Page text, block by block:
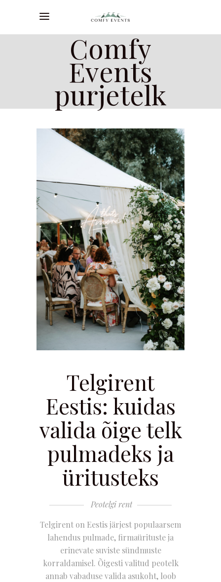
Comfy
Events
purjetelk
Telgirent
Eestis: kuidas
valida õige telk
pulmadeks ja
üritusteks
Peotelgi rent
Telgirent on Eestis järjest populaarsem
lahendus pulmade, firmaürituste ja
erinevate suviste sündmuste
korraldamisel. Õigesti valitud peotelk
annab vabaduse valida asukoht, loob